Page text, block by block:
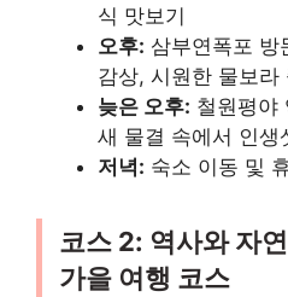
식 맛보기
오후: 삼부연폭포 방
감상, 시원한 물보라
늦은 오후: 철원평야
새 물결 속에서 인생
저녁: 숙소 이동 및
코스 2: 역사와 자
가을 여행 코스